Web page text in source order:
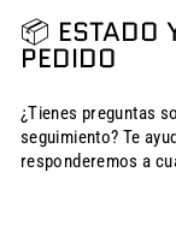
📦 ESTADO
PEDIDO
¿Tienes preguntas
seguimiento? Te
responderemos a